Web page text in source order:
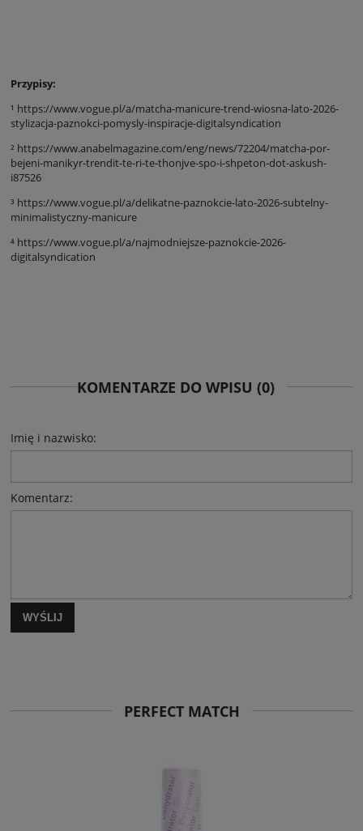
Przypisy:
¹ https://www.vogue.pl/a/matcha-manicure-trend-wiosna-lato-2026-
stylizacja-paznokci-pomysly-inspiracje-digitalsyndication
² https://www.anabelmagazine.com/eng/news/72204/matcha-por-
bejeni-manikyr-trendit-te-ri-te-thonjve-spo-i-shpeton-dot-askush-
i87526
³ https://www.vogue.pl/a/delikatne-paznokcie-lato-2026-subtelny-
minimalistyczny-manicure
⁴ https://www.vogue.pl/a/najmodniejsze-paznokcie-2026-
digitalsyndication
KOMENTARZE DO WPISU (0)
Imię i nazwisko:
Komentarz:
WYŚLIJ
PERFECT MATCH